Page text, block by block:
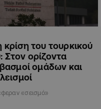
του τουρκικού
ορίζοντα
ομάδων και
«σεισμό»